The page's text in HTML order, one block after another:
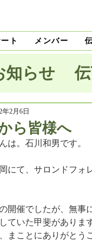
ト メンバー
知らせ
宅里菜
木麗子
ンターテイ
ら皆様へ
年2月6日
は。石川和男です。
にて、サロンドフォ
開催でしたが、無事
ていた甲斐がありま
まことにありがとう